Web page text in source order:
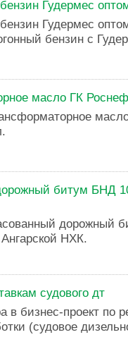
Гудермес
Гудермес
бензин с
масло ГК
битум БНД
дорожный
НХК.
судового дт
в бизнес-проект по
(судовое